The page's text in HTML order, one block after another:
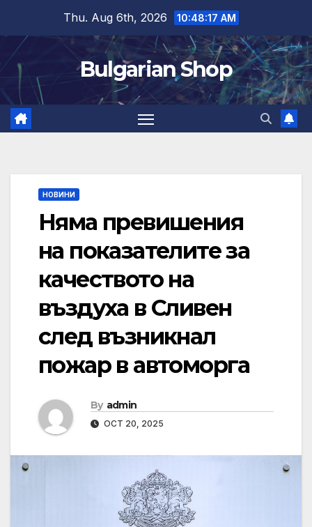
content
Thu. Aug 6th, 2026 10:48:17 AM
Bulgarian Shop
НОВИНИ
Няма превишения
на показателите за
качеството на
въздуха в Сливен
след възникнал
пожар в автоморга
By admin
OCT 20, 2025